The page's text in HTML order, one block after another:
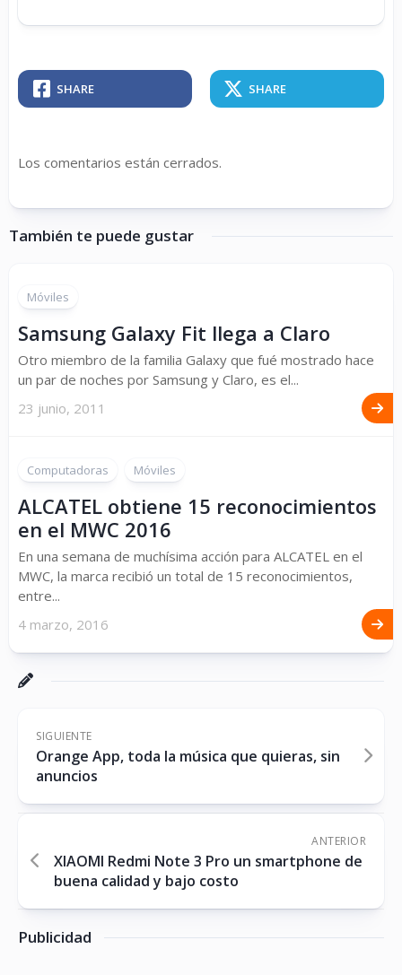
SHARE SHARE
Los comentarios están cerrados.
También te puede gustar
Móviles
Samsung Galaxy Fit llega a Claro
Otro miembro de la familia Galaxy que fué mostrado hace
un par de noches por Samsung y Claro, es el...
23 junio, 2011
Computadoras Móviles
ALCATEL obtiene 15 reconocimientos
en el MWC 2016
En una semana de muchísima acción para ALCATEL en el
MWC, la marca recibió un total de 15 reconocimientos,
entre...
4 marzo, 2016
SIGUIENTE
Orange App, toda la música que quieras, sin
anuncios
ANTERIOR
XIAOMI Redmi Note 3 Pro un smartphone de
buena calidad y bajo costo
Publicidad